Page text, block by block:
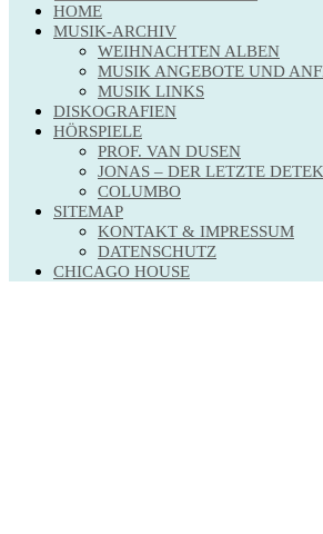
HOME
MUSIK-ARCHIV
WEIHNACHTEN ALBEN
MUSIK ANGEBOTE UND
MUSIK LINKS
DISKOGRAFIEN
HÖRSPIELE
PROF. VAN DUSEN
JONAS – DER LETZTE
COLUMBO
SITEMAP
KONTAKT & IMPRESSUM
DATENSCHUTZ
CHICAGO HOUSE